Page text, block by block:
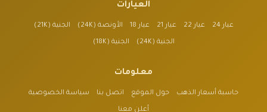
العيارات
عيار 24 عيار 22 عيار 21 عيار 18 الأونصة (24K) الجنية (21K)
الجنية (24K) الجنية (18K)
معلومات
حاسبة أسعار الذهب حول الموقع اتصل بنا سياسة الخصوصية
أعلن معنا